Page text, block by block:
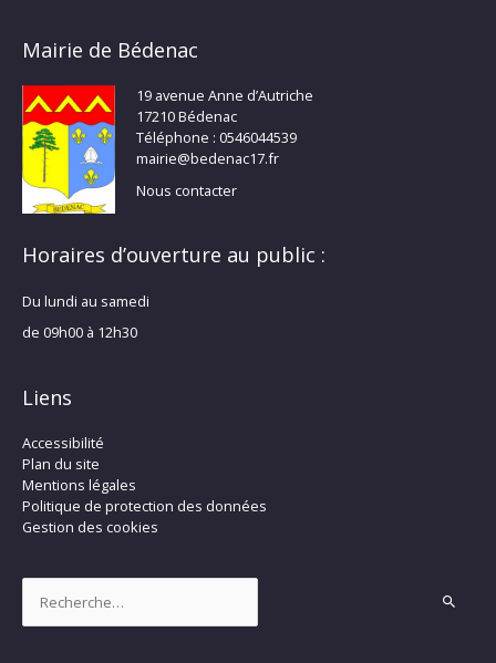
Mairie de Bédenac
19 avenue Anne d’Autriche
17210 Bédenac
Téléphone : 0546044539
mairie@bedenac17.fr
Nous contacter
Horaires d’ouverture au public :
Du lundi au samedi
de 09h00 à 12h30
Liens
Accessibilité
Plan du site
Mentions légales
Politique de protection des données
Gestion des cookies